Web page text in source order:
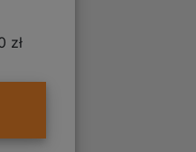
zł